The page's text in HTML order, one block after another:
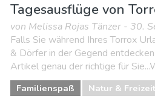
Tagesausflüge von
von Melissa Rojas Tänzer - 30.
Falls Sie während Ihres Torrox
& Dörfer in der Gegend
Artikel genau der richtige für
Familienspaß Natur & Freizeit